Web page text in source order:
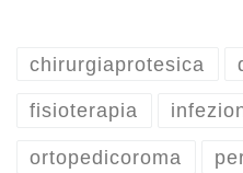
chirurgiaprotesica
fisioterapia
ortopedicoroma